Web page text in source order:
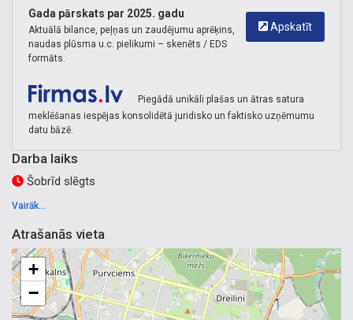
Elektrotehnisko iekārtu ražošana Šķirotava
kārbas Šķirotava
,
elektromateriālu ražošana Šķirotava,kontaktligzdu bloki
Šķirotava
Apskatīt
Gada pārskats par 2025. gadu
Aktuālā bilance, peļņas un zaudējumu aprēķins,
naudas plūsma u.c. pielikumi – skenēts / EDS
formāts.
Piegādā unikāli plašas un ātras satura
meklēšanas iespējas konsolidētā juridisko un faktisko uzņēmumu
datu bāzē.
Darba laiks
Šobrīd slēgts
Vairāk...
Atrašanās vieta
+
−